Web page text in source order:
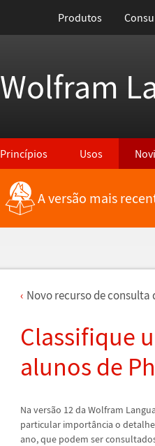
Produtos
Wolfram
Princípios Usos
A versão mais
Novo recurso de consulta
Classifique
alunos de
Na versão 12 da Wolfram
particular importância o
ano, que podem ser